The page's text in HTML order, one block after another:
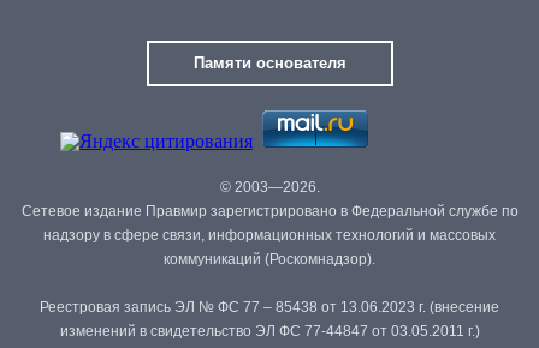
Памяти основателя
© 2003—2026.
Сетевое издание Правмир зарегистрировано в Федеральной службе по
надзору в сфере связи, информационных технологий и массовых
коммуникаций (Роскомнадзор).
Реестровая запись ЭЛ № ФС 77 – 85438 от 13.06.2023 г. (внесение
изменений в свидетельство ЭЛ ФС 77-44847 от 03.05.2011 г.)